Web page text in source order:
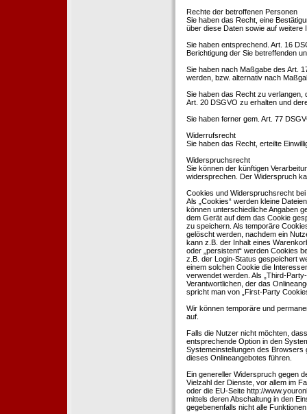
Rechte der betroffenen Personen
Sie haben das Recht, eine
über diese Daten sowie auf weitere
Sie haben entsprechend. Art. 16
Berichtigung der Sie betreffenden
Sie haben nach Maßgabe des Art.
werden, bzw. alternativ nach
Sie haben das Recht zu verlangen,
Art. 20 DSGVO zu erhalten und
Sie haben ferner gem. Art. 77
Widerrufsrecht
Sie haben das Recht, erteilte
Widerspruchsrecht
Sie können der künftigen
widersprechen. Der Widerspruch
Cookies und Widerspruchsrecht
Als „Cookies“ werden kleine
können unterschiedliche Angaben
dem Gerät auf dem das Cookie
zu speichern. Als temporäre
gelöscht werden, nachdem ein
kann z.B. der Inhalt eines
oder „persistent“ werden Cookies
z.B. der Login-Status gespeichert
einem solchen Cookie die
verwendet werden. Als „Third-
Verantwortlichen, der das
spricht man von „First-Party
Wir können temporäre und
auf.
Falls die Nutzer nicht möchten,
entsprechende Option in den
Systemeinstellungen des
dieses Onlineangebotes führen.
Ein genereller Widerspruch gegen
Vielzahl der Dienste, vor allem im
oder die EU-Seite http://
mittels deren Abschaltung in den
gegebenenfalls nicht alle